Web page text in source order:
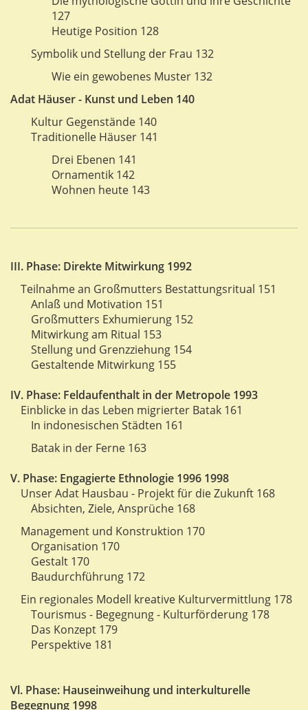
127
Heutige Position 128
Symbolik und Stellung der Frau 132
Wie ein gewobenes Muster 132
Adat Häuser - Kunst und Leben 140
Kultur Gegenstände 140
Traditionelle Häuser 141
Drei Ebenen 141
Ornamentik 142
Wohnen heute 143
III. Phase: Direkte Mitwirkung 1992
Teilnahme an Großmutters Bestattungsritual 151
Anlaß und Motivation 151
Großmutters Exhumierung 152
Mitwirkung am Ritual 153
Stellung und Grenzziehung 154
Gestaltende Mitwirkung 155
IV. Phase: Feldaufenthalt in der Metropole 1993
Einblicke in das Leben migrierter Batak 161
In indonesischen Städten 161
Batak in der Ferne 163
V. Phase: Engagierte Ethnologie 1996 1998
Unser Adat Hausbau - Projekt für die Zukunft 168
Absichten, Ziele, Ansprüche 168
Management und Konstruktion 170
Organisation 170
Gestalt 170
Baudurchführung 172
Ein regionales Modell kreative Kulturvermittlung 178
Tourismus - Begegnung - Kulturförderung 178
Das Konzept 179
Perspektive 181
Vl. Phase: Hauseinweihung und interkulturelle
Begegnung 1998